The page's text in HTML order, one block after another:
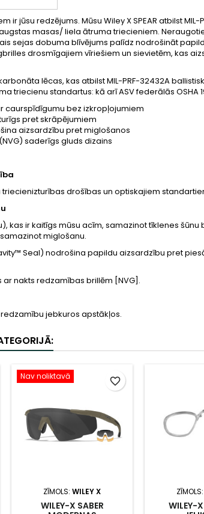
ir jūsu redzējums. Mūsu Wiley X SPEAR atbilst
masas/ liela ātruma triecieniem.
sejas dobuma blīvējums palīdz nodrošināt
drosmīgajiem vīriešiem un sievietēm, kas
lēcas, kas atbilst MIL-PRF-32432A
triecienu standartus: kā arī ASV federālās OSHA
caurspīdīgumu bez izkropļojumiem
pret skrāpējumiem
aizsardzību pret miglošanos
saderīgs gluds dizains
triecienizturības drošības un optiskajiem
kas ir kaitīgs mūsu acīm, samazinot tīklenes
miglošanu.
Seal) nodrošina papildu aizsardzību pret
ar nakts redzamības brillēm [NVG].
jebkuros apstākļos.
Nav noliktavā
ZĪMOLS: WILEY X
WILEY-X SABER
favorite_border
ZĪMOLS:
WILEY-X